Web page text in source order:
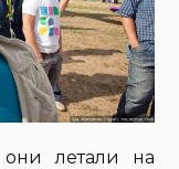
летали на